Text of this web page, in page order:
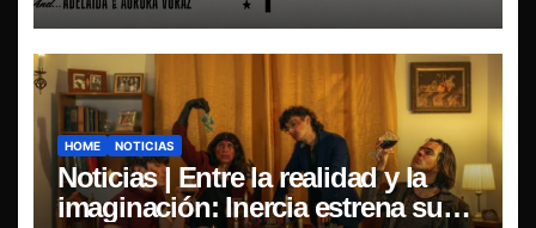
HOME NOTICIAS
Noticias | Entre la realidad y la
imaginación: Inercia estrena su